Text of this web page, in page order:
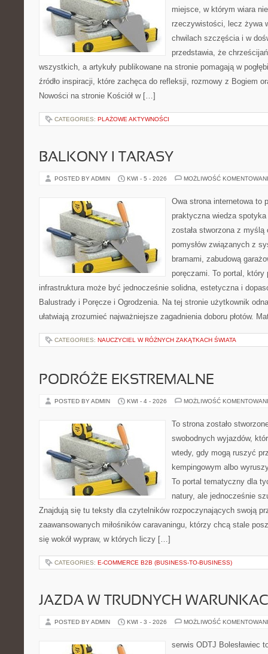
miejsce, w którym wiara
rzeczywistości, lecz żywa
chwilach szczęścia i w
przedstawia, że
wszystkich, a artykuły publikowane na stronie pomagają w
źródło inspiracji, które zachęca do refleksji, rozmowy z Bogiem
Nowości na stronie Kościół w […]
CATEGORIES: PLAŻOWE AKTYWNOŚCI
BALKONY I TARASY
POSTED BY ADMIN KWI - 5 - 2026 MOŻLIWOŚĆ
Owa strona internetowa to
praktyczna wiedza
została stworzona z
pomysłów związanych z
bramami, zabudową
poręczami. To portal, który
infrastruktura może być jednocześnie solidna, estetyczna i
Balustrady i Poręcze i Ogrodzenia. Na tej stronie użytkownik
ułatwiają zrozumieć najważniejsze zagadnienia doboru płotów.
CATEGORIES: NAUCZYCIEL W RÓŻNYCH ZAKĄTKACH ŚWIATA
PODRÓŻE EKSTREMALNE
POSTED BY ADMIN KWI - 4 - 2026 MOŻLIWOŚĆ
To strona zostało
swobodnych wyjazdów,
wtedy, gdy mogą ruszyć
kempingowym albo
To portal tematyczny dla
natury, ale jednocześnie
Znajdują się tu teksty dla czytelników rozpoczynających swoją
zaawansowanych miłośników caravaningu, którzy chcą stale
się wokół wypraw, w których liczy […]
CATEGORIES: E-COMMERCE B2B (BUSINESS-TO-BUSINESS)
JAZDA W TRUDNYCH
POSTED BY ADMIN KWI - 3 - 2026 MOŻLIWOŚĆ
serwis ODTJ Bolesławiec